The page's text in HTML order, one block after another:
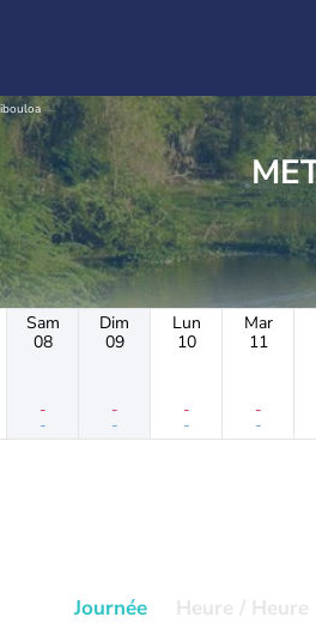
Sam
08
-
-
Dim
09
-
-
Lun
10
-
-
Mar
11
-
-
Journée Heure / Heure